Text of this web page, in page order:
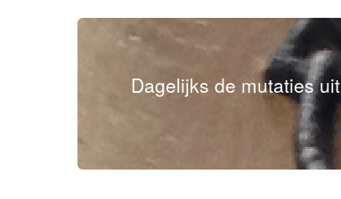
Dagelijks de mutaties